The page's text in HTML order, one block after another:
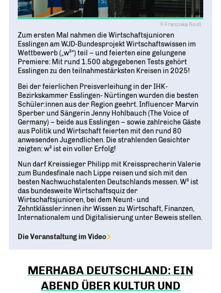
© Franziska Roidl
Zum ersten Mal nahmen die Wirtschaftsjunioren
Esslingen am WJD-Bundesprojekt Wirtschaftswissen im
Wettbewerb („w³“) teil – und feierten eine gelungene
Premiere: Mit rund 1.500 abgegebenen Tests gehört
Esslingen zu den teilnahmestärksten Kreisen in 2025!
Bei der feierlichen Preisverleihung in der IHK-
Bezirkskammer Esslingen- Nürtingen wurden die besten
Schüler:innen aus der Region geehrt. Influencer Marvin
Sperber und Sängerin Jenny Hohlbauch (The Voice of
Germany) – beide aus Esslingen – sowie zahlreiche Gäste
aus Politik und Wirtschaft feierten mit den rund 80
anwesenden Jugendlichen. Die strahlenden Gesichter
zeigten: w³ ist ein voller Erfolg!
Nun darf Kreissieger Philipp mit Kreissprecherin Valerie
zum Bundesfinale nach Lippe reisen und sich mit den
besten Nachwuchstalenten Deutschlands messen. W³ ist
das bundesweite Wirtschaftsquiz der
Wirtschaftsjunioren, bei dem Neunt- und
Zehntklässler:innen ihr Wissen zu Wirtschaft, Finanzen,
Internationalem und Digitalisierung unter Beweis stellen.
Die Veranstaltung im Video
MERHABA DEUTSCHLAND: EIN
ABEND ÜBER KULTUR UND